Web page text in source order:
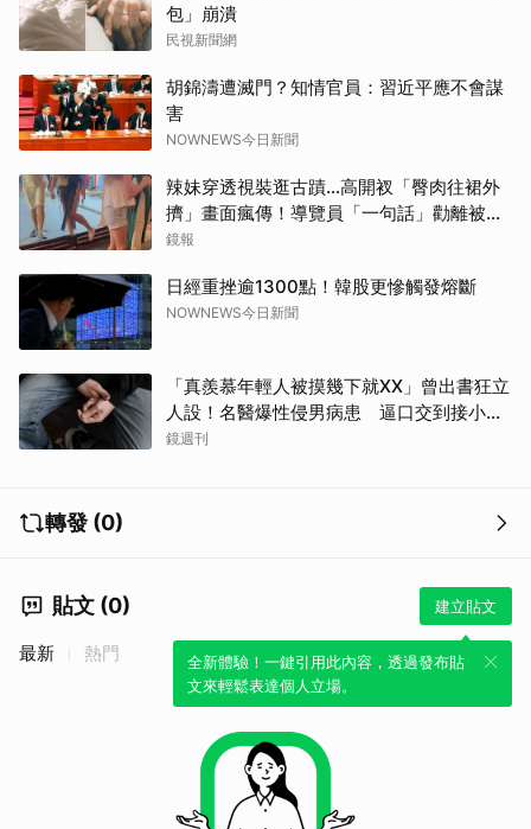
包」崩潰
民視新聞網
胡錦濤遭滅門？知情官員：習近平應不會謀
害
NOWNEWS今日新聞
辣妹穿透視裝逛古蹟…高開衩「臀肉往裙外
擠」畫面瘋傳！導覽員「一句話」勸離被狂
讚
鏡報
日經重挫逾1300點！韓股更慘觸發熔斷
NOWNEWS今日新聞
「真羨慕年輕人被摸幾下就XX」曾出書狂立
人設！名醫爆性侵男病患 逼口交到接小孩
鬧鐘響才停
鏡週刊
轉發 (0)
貼文 (0) 建立貼文
全新體驗！一鍵引用此內容，透過發布貼
文來輕鬆表達個人立場。
最新 熱門
取消